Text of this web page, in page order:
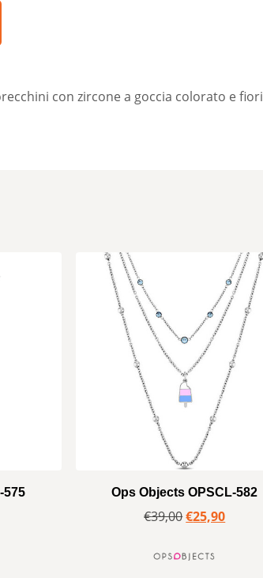
con zircone a goccia colorato e fiori
575 Ops Objects OPSCL-582
€39,00€25,90